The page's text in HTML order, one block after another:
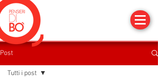
Post
Tutti i post